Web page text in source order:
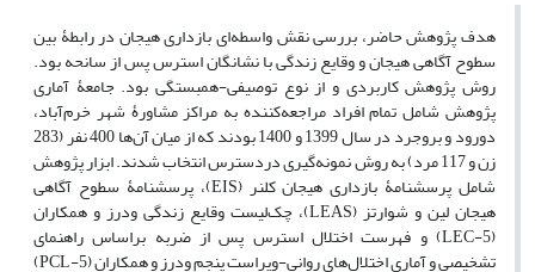
هدف پژوهش حاضر، بررسی نقش واسطه‌ای بازداری هیجان در رابطۀ بین
سطوح آگاهی هیجان و وقایع زندگی با نشانگان استرس پس از سانحه بود.
روش پژوهش کاربردی و از نوع توصیفی-همبستگی بود. جامعۀ آماری
پژوهش شامل تمام افراد مراجعه‌کننده به مراکز مشاورۀ شهر خرم‌آباد،
دورود و بروجرد در سال 1399 و 1400 بودند که از میان آن‌ها 400 نفر (283
زن و 117 مرد) به روش نمونه‌گیری دردسترس انتخاب شدند. ابزار پژوهش
شامل پرسشنامۀ بازداری هیجان کلنر (EIS)، پرسشنامۀ سطوح آگاهی
هیجان لین و شوارتز (LEAS)، چک‌لیست وقایع زندگی ودرز و همکاران
(LEC-5) و فهرست اختلال استرس پس از ضربه براساس راهنمای
تشخیصی و آماری اختلال‌های روانی-ویراست پنجم ودرز و همکاران (PCL-5)